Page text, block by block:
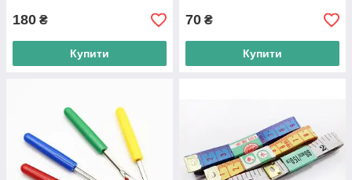
180 ₴
Купити
70 ₴
Купити